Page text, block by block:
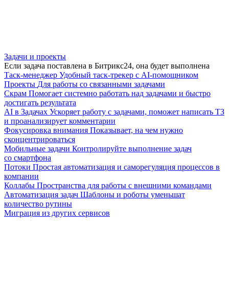
Задачи и проекты
Если задача поставлена в Битрикс24, она будет выполнена
Таск-менеджер Удобный таск-трекер с AI-помощником
Проекты Для работы со связанными задачами
Скрам Помогает системно работать над задачами и быстро
достигать результата
AI в Задачах Ускоряет работу с задачами, поможет написать ТЗ
и проанализирует комментарии
Фокусировка внимания Показывает, на чем нужно
сконцентрироваться
Мобильные задачи Контролируйте выполнение задач
со смартфона
Потоки Простая автоматизация и саморегуляция процессов в
компании
Коллабы Пространства для работы с внешними командами
Автоматизация задач Шаблоны и роботы уменьшат
количество рутины
Миграция из других сервисов